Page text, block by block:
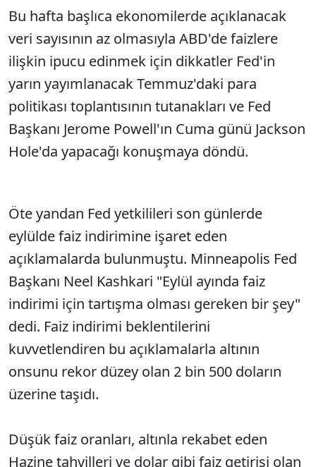
Sesi Aç
Bu hafta başlıca ekonomilerde açıklanacak
veri sayısının az olmasıyla ABD'de faizlere
ilişkin ipucu edinmek için dikkatler Fed'in
yarın yayımlanacak Temmuz'daki para
politikası toplantısının tutanakları ve Fed
Başkanı Jerome Powell'ın Cuma günü Jackson
Hole'da yapacağı konuşmaya döndü.
Öte yandan Fed yetkilileri son günlerde
eylülde faiz indirimine işaret eden
açıklamalarda bulunmuştu. Minneapolis Fed
Başkanı Neel Kashkari "Eylül ayında faiz
indirimi için tartışma olması gereken bir şey"
dedi. Faiz indirimi beklentilerini
kuvvetlendiren bu açıklamalarla altının
onsunu rekor düzey olan 2 bin 500 doların
üzerine taşıdı.
Düşük faiz oranları, altınla rekabet eden
Hazine tahvilleri ve dolar gibi faiz getirisi olan